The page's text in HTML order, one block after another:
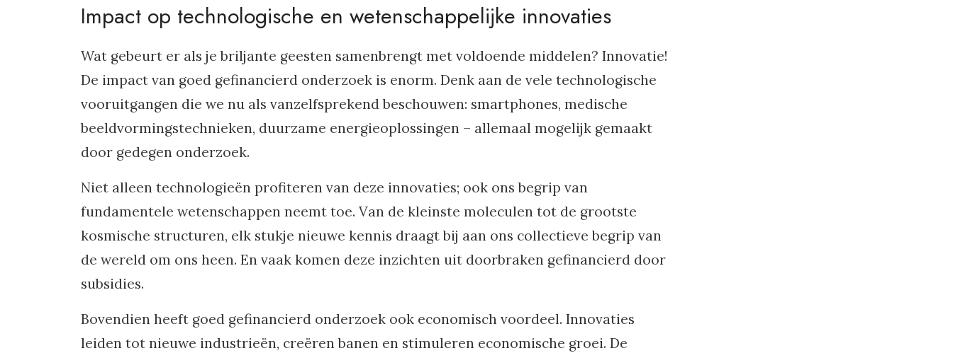
Impact op technologische en wetenschappelijke innovaties
Wat gebeurt er als je briljante geesten samenbrengt met voldoende middelen? Innovatie!
De impact van goed gefinancierd onderzoek is enorm. Denk aan de vele technologische
vooruitgangen die we nu als vanzelfsprekend beschouwen: smartphones, medische
beeldvormingstechnieken, duurzame energieoplossingen – allemaal mogelijk gemaakt
door gedegen onderzoek.
Niet alleen technologieën profiteren van deze innovaties; ook ons begrip van
fundamentele wetenschappen neemt toe. Van de kleinste moleculen tot de grootste
kosmische structuren, elk stukje nieuwe kennis draagt bij aan ons collectieve begrip van
de wereld om ons heen. En vaak komen deze inzichten uit doorbraken gefinancierd door
subsidies.
Bovendien heeft goed gefinancierd onderzoek ook economisch voordeel. Innovaties
leiden tot nieuwe industrieën, creëren banen en stimuleren economische groei. De